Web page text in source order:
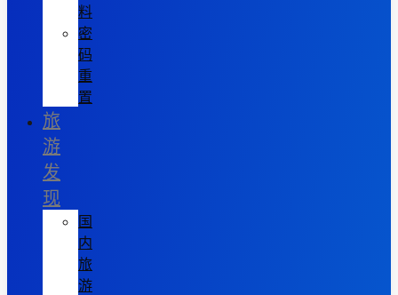
料
密
码
重
置
旅
游
发
现
国
内
旅
游